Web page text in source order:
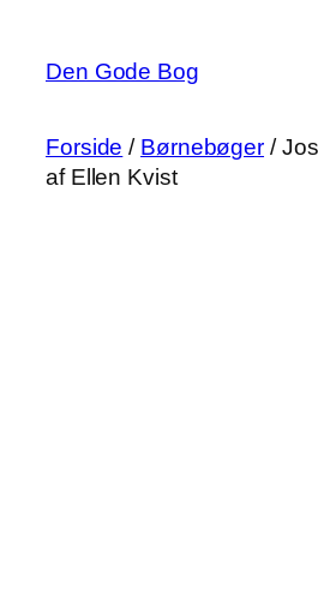
indhold
Den Gode Bog
Forside / Børnebøger /
af Ellen Kvist